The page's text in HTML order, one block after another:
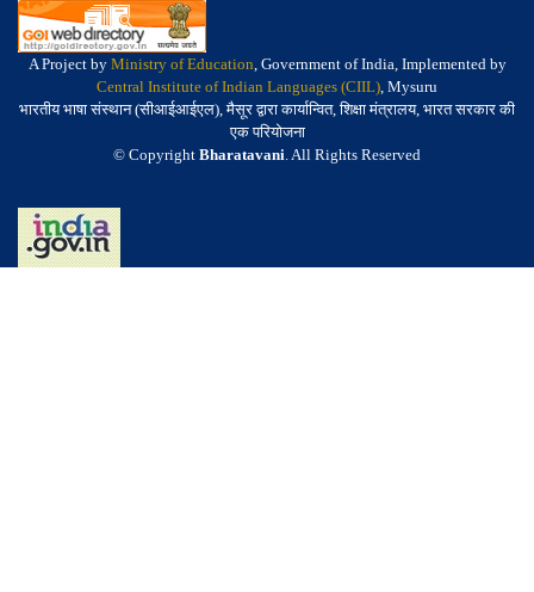
A Project by Ministry of Education, Government of India, Implemented by
Central Institute of Indian Languages (CIIL), Mysuru
भारतीय भाषा संस्थान (सीआईआईएल), मैसूर द्वारा कार्यान्वित, शिक्षा मंत्रालय, भारत सरकार की
एक परियोजना
© Copyright Bharatavani. All Rights Reserved